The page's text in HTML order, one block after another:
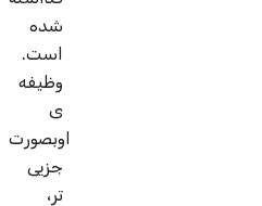
شده
است.
وظیفه
ی
اوبصورت
جزیی
تر،